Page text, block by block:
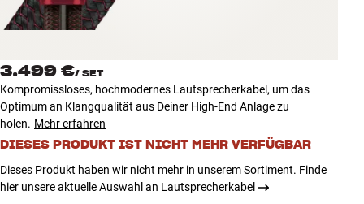
Store Finden
Anmelden
Kundendienst
Bauen mit Klang
3.499 €/ SET
Kompromissloses, hochmodernes Lautsprecherkabel, um das
Optimum an Klangqualität aus Deiner High-End Anlage zu
holen. Mehr erfahren
DIESES PRODUKT IST NICHT MEHR VERFÜGBAR
Dieses Produkt haben wir nicht mehr in unserem Sortiment. Finde
hier unsere aktuelle Auswahl an Lautsprecherkabel